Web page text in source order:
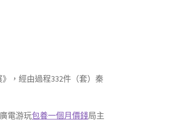
，經由過程332件（套）秦
電游玩包養一個月價錢局主